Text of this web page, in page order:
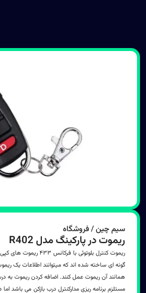
سیم چین / فروشگاه
ریموت در پارکینگ مدل R402
ریموت کنترل بلوتوثی با
گونه ای ساخته شده اند که میتوانند اطلاعات یک
همانند آن ریموت عمل کنند. اضافه کردن ریموت به
مستلزم برنامه ریزی مدارکنترل درب بازکن می باشد